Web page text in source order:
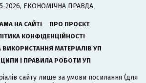
2026, ЕКОНОМІЧНА ПРАВДА
НА САЙТІ
ПРО ПРОЄКТ
КОНФІДЕНЦІЙНОСТІ
ВИКОРИСТАННЯ МАТЕРІАЛІВ УП
І ПРАВИЛА РОБОТИ УП
сайту лише за умови посилання (для